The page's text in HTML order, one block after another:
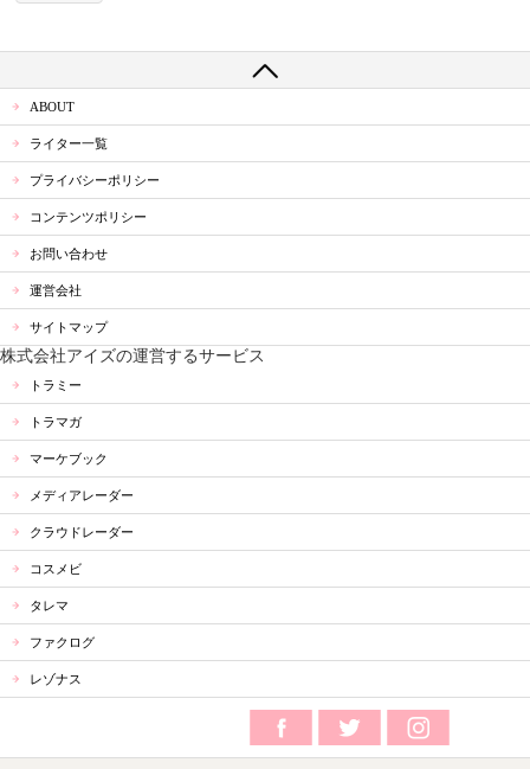
ABOUT
ライター一覧
プライバシーポリシー
コンテンツポリシー
お問い合わせ
運営会社
サイトマップ
株式会社アイズの運営するサービス
トラミー
トラマガ
マーケブック
メディアレーダー
クラウドレーダー
コスメビ
タレマ
ファクログ
レゾナス